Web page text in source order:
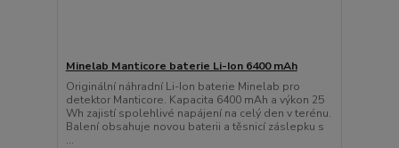
Minelab Manticore baterie Li-Ion 6400 mAh
Originální náhradní Li-Ion baterie Minelab pro
detektor Manticore. Kapacita 6400 mAh a výkon 25
Wh zajistí spolehlivé napájení na celý den v terénu.
Balení obsahuje novou baterii a těsnicí záslepku s
...